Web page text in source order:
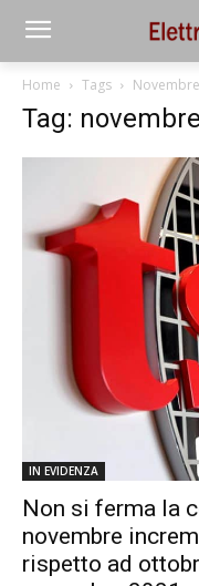
Home Tags
Tag:
IN EVIDENZA
Non si ferma la
novembre
rispetto ad